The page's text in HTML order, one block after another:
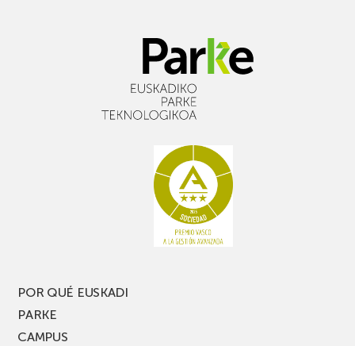
POR QUÉ EUSKADI
PARKE
CAMPUS